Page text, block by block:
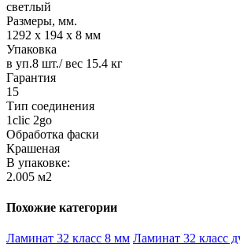
светлый
Размеры, мм.
1292 х 194 х 8 мм
Упаковка
в уп.8 шт./ вес 15.4 кг
Гарантия
15
Тип соединения
1clic 2go
Обработка фаски
Крашеная
В упаковке:
2.005 м2
Похожие категории
Ламинат 32 класс 8 мм Ламинат 32 класс